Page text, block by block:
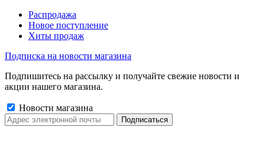
Распродажа
Новое поступление
Хиты продаж
Подписка на новости магазина
Подпишитесь на рассылку и получайте свежие новости и
акции нашего магазина.
Новости магазина